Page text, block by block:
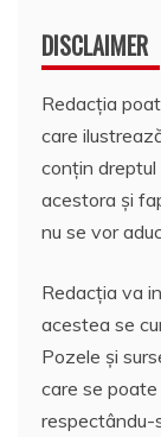
DISCLAIMER
Redacția
care
conțin dreptul
acestora și
nu se vor
Redacția va
acestea se
Pozele și
care se
respectându-